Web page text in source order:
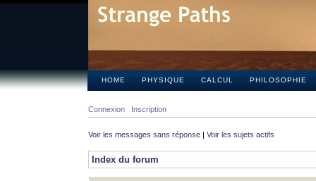
HOME PHYSIQUE CALCUL PHILOSOPHIE
Connexion Inscription
Voir les messages sans réponse | Voir les sujets actifs
Index du forum